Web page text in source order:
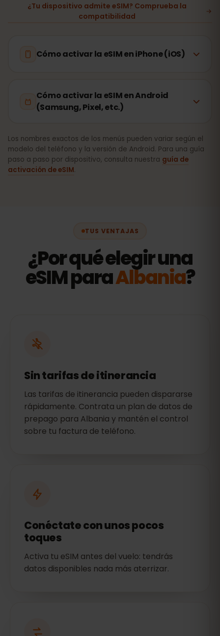
¿Tu dispositivo admite eSIM? Comprueba la
compatibilidad
Cómo activar la eSIM en iPhone (iOS)
Cómo activar la eSIM en Android
(Samsung, Pixel, etc.)
Los nombres exactos de los menús pueden variar según el
modelo del teléfono y la versión de Android. Para una guía
paso a paso por dispositivo, consulta nuestra guía de
activación de eSIM.
TUS VENTAJAS
¿Por qué elegir una
eSIM paraAlbania?
Sin tarifas de itinerancia
Las tarifas de itinerancia pueden dispararse
rápidamente. Contrata un plan de datos de
prepago para Albania y mantén el control
sobre tu factura de teléfono.
Conéctate con unos pocos
toques
Activa tu eSIM antes del vuelo: tendrás
datos disponibles nada más aterrizar.